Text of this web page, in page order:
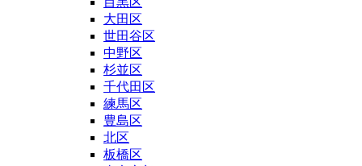
大田区
世田谷区
中野区
杉並区
千代田区
練馬区
豊島区
北区
板橋区